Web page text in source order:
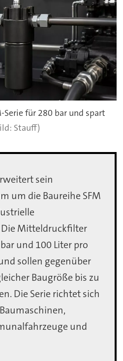
für 280 bar und spart
Stauff)
sein
um die Baureihe SFM
Mitteldruckfilter
und 100 Liter pro
sollen gegenüber
Baugröße bis zu
Die Serie richtet sich
und